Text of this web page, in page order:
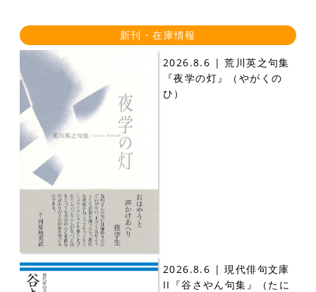
新刊・在庫情報
2026.8.6 | 荒川英之句集
『夜学の灯』（やがくの
ひ）
2026.8.6 | 現代俳句文庫
II『谷さやん句集』（たに